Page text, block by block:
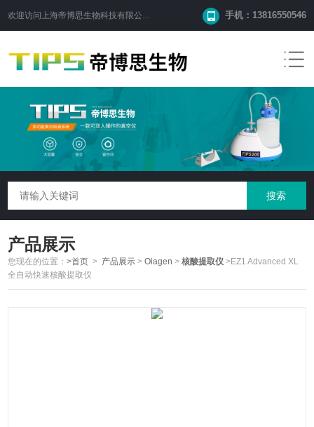
欢迎访问 上海帝博思生物科技有限公司 手机：13816550546
产品展示
您现在的位置：>首页 > 产品展示 >Oiagen >核酸提取仪 >EZ1 Advanced XL
全自动快速核酸提取仪